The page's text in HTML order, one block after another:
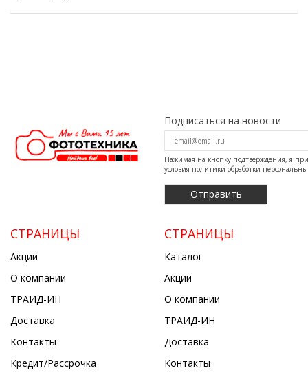
Подписаться на новости
Нажимая на кнопку подтверждения, я
условия политики обработки
СТРАНИЦЫ
Акции
О компании
ТРАИД-ИН
Доставка
Контакты
Кредит/Рассрочка
СТРАНИЦЫ
Каталог
Акции
О компании
ТРАИД-ИН
Доставка
Контакты